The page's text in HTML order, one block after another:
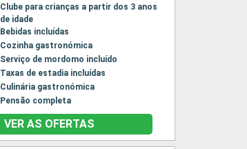
Clube para crianças a partir dos 3 anos
de idade
Bebidas incluídas
Cozinha gastronómica
Serviço de mordomo incluído
Taxas de estadia incluídas
Culinária gastronómica
Pensão completa
VER AS OFERTAS